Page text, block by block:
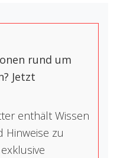
rund um
Jetzt
enthält Wissen
Hinweise zu